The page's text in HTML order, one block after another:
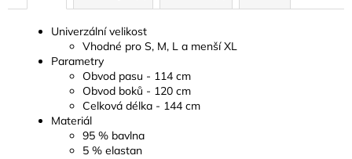
Univerzální velikost
Vhodné pro S, M, L a menší XL
Parametry
Obvod pasu - 114 cm
Obvod boků - 120 cm
Celková délka - 144 cm
Materiál
95 % bavlna
5 % elastan